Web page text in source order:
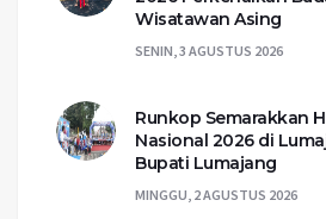
Wisatawan Asing
SENIN, 3 AGUSTUS 2026
Runkop Semarakkan
Nasional 2026 di
Bupati Lumajang
MINGGU, 2 AGUSTUS 2026